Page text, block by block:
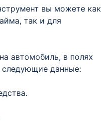
вы можете как
так и для
автомобиль, в полях
следующие данные: